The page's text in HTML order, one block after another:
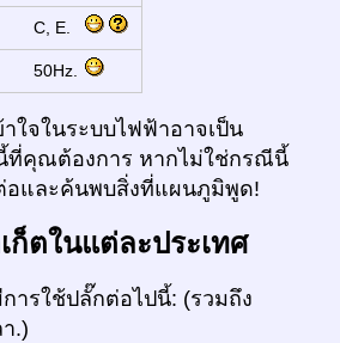
C, E.
50Hz.
ใจในระบบไฟฟ้าอาจเป็น
คุณต้องการ หากไม่ใช่กรณีนี้
และค้นพบสิ่งที่แผนภูมิพูด!
ก็ตในแต่ละประเทศ
ารใช้ปลั๊กต่อไปนี้: (รวมถึง
.)